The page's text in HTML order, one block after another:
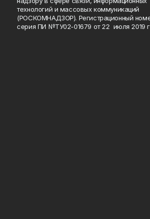
технологий и массовых коммуникаций
(РОСКОМНАДЗОР). Регистрационный
серия ПИ №ТУ02-01679 от 22 июля 2019